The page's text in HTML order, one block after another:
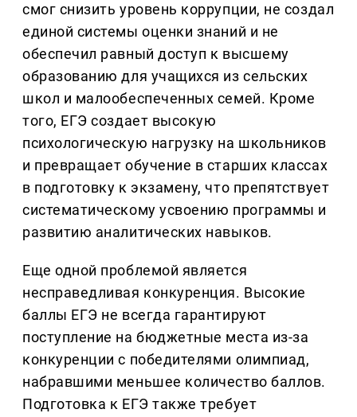
смог снизить уровень коррупции, не создал
единой системы оценки знаний и не
обеспечил равный доступ к высшему
образованию для учащихся из сельских
школ и малообеспеченных семей. Кроме
того, ЕГЭ создает высокую
психологическую нагрузку на школьников
и превращает обучение в старших классах
в подготовку к экзамену, что препятствует
систематическому усвоению программы и
развитию аналитических навыков.
Еще одной проблемой является
несправедливая конкуренция. Высокие
баллы ЕГЭ не всегда гарантируют
поступление на бюджетные места из-за
конкуренции с победителями олимпиад,
набравшими меньшее количество баллов.
Подготовка к ЕГЭ также требует